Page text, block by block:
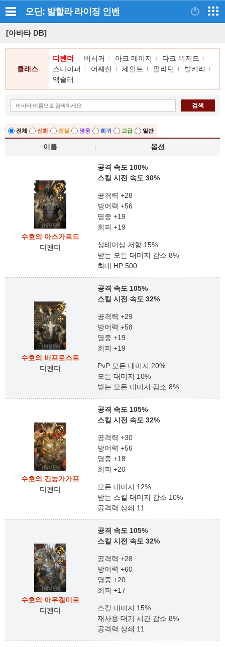
오딘: 발할라 라이징 인벤
[아바타 DB]
클래스
디펜더 버서커 아크 메이지
다크 위저드
스나이퍼
어쌔신 세인트 팔라딘
발키리
액슬러
검색
전체 신화 전설 영웅 희귀 고급 일반
이름 옵션
수호의 아스가르드
디펜더
공격 속도 100%
스킬 시전 속도 30%
공격력 +28
방어력 +56
명중 +19
회피 +19
상태이상 저항 15%
받는 모든 대미지 감소 8%
최대 HP 500
수호의 비프로스트
디펜더
공격 속도 105%
스킬 시전 속도 32%
공격력 +29
방어력 +58
명중 +19
회피 +19
PvP 모든 대미지 20%
모든 대미지 10%
받는 모든 대미지 감소 8%
수호의 긴눙가가프
디펜더
공격 속도 105%
스킬 시전 속도 32%
공격력 +30
방어력 +56
명중 +18
회피 +20
모든 대미지 12%
받는 스킬 대미지 감소 10%
공격력 상쇄 11
수호의 아우겔미르
디펜더
공격 속도 105%
스킬 시전 속도 32%
공격력 +28
방어력 +60
명중 +20
회피 +17
스킬 대미지 15%
재사용 대기 시간 감소 8%
공격력 상쇄 11